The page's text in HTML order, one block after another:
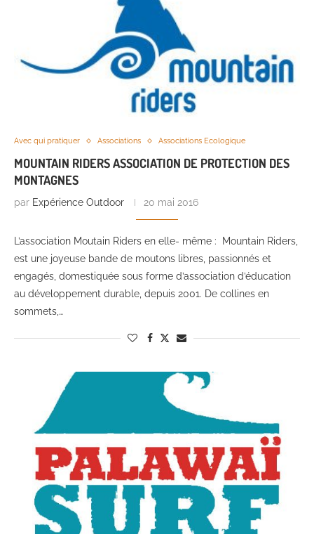
Avec qui pratiquer Associations Associations Ecologique
MOUNTAIN RIDERS ASSOCIATION DE PROTECTION DES
MONTAGNES
par Expérience Outdoor 20 mai 2016
L’association Moutain Riders en elle- même : Mountain Riders,
est une joyeuse bande de moutons libres, passionnés et
engagés, domestiquée sous forme d’association d’éducation
au développement durable, depuis 2001. De collines en
sommets,…